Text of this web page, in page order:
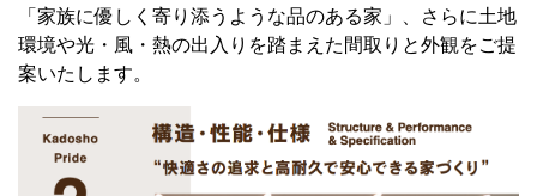
「家族に優しく寄り添うような品のある家」、さらに土地
環境や光・風・熱の出入りを踏まえた間取りと外観をご提
案いたします。